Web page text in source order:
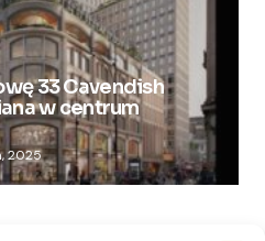
33 Cavendish
w centrum
2025